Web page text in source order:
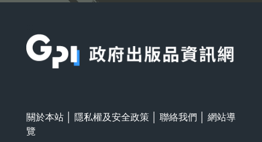
關於本站 隱私權及安全政策 聯絡我們
網站導
覽